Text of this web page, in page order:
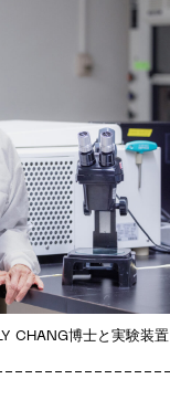
CHANG博士と実験装置